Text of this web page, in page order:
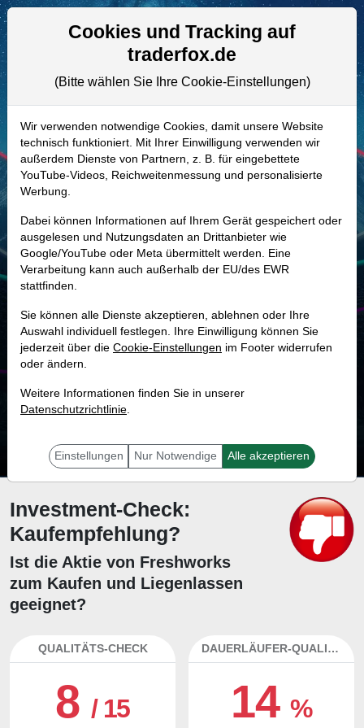
Aktien- und Artikelsuche
A3C28Z | FRSH–Freshworks Aktie
Realtime-Aktienkurs:
-
-
Marktkapitalisierung 3,27 Mrd. USD
Unternehmenswert 2,64 Mrd. USD
MONKEY-TRADER INDIKATOR
29.6 %
Mit 29.6 % Wahrscheinlichkeit wird selbst der unglücklichst agierende Trader
Investment-Check:
Kaufempfehlung?
Ist die Aktie von Freshworks
zum Kaufen und Liegenlassen
geeignet?
QUALITÄTS-CHECK
8/ 15
DAUERLÄUFER-QUALITÄTEN
14%
Cookies und Tracking auf
traderfox.de
(Bitte wählen Sie Ihre Cookie-Einstellungen)
Wir verwenden notwendige Cookies, damit unsere Website
technisch funktioniert. Mit Ihrer Einwilligung verwenden wir
außerdem Dienste von Partnern, z. B. für eingebettete
YouTube-Videos, Reichweitenmessung und personalisierte
Werbung.
Dabei können Informationen auf Ihrem Gerät gespeichert oder
ausgelesen und Nutzungsdaten an Drittanbieter wie
Google/YouTube oder Meta übermittelt werden. Eine
Verarbeitung kann auch außerhalb der EU/des EWR
stattfinden.
Sie können alle Dienste akzeptieren, ablehnen oder Ihre
Auswahl individuell festlegen. Ihre Einwilligung können Sie
jederzeit über die Cookie-Einstellungen im Footer widerrufen
oder ändern.
Weitere Informationen finden Sie in unserer
Datenschutzrichtlinie.
Einstellungen Nur Notwendige Alle akzeptieren